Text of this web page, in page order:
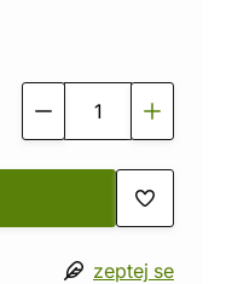
zeptej se